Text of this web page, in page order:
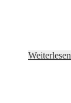
Weiterlesen